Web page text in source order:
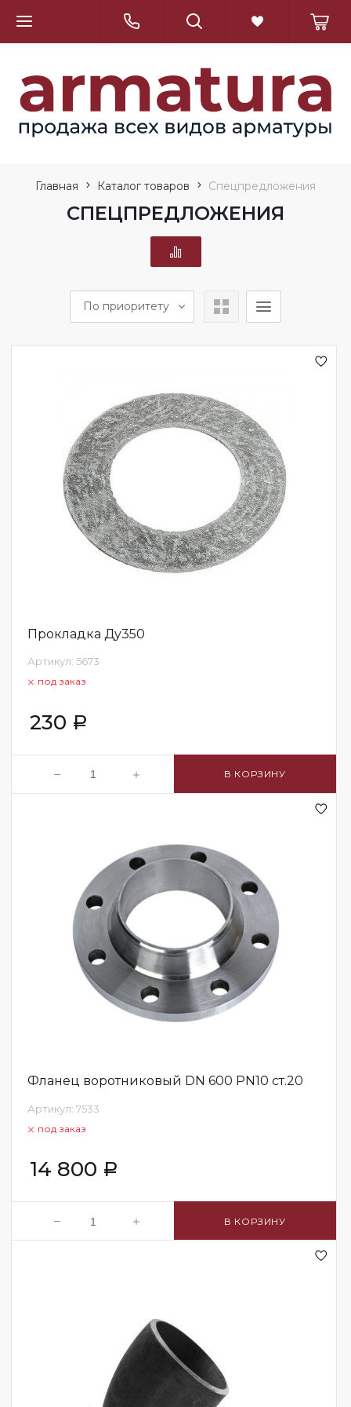
Главная Каталог товаров Спецпредложения
СПЕЦПРЕДЛОЖЕНИЯ
По приоритету
Прокладка Ду350
Артикул: 5673
под заказ
230 Р
В КОРЗИНУ
Фланец воротниковый DN 600 PN10 ст.20
Артикул: 7533
под заказ
14 800 Р
В КОРЗИНУ